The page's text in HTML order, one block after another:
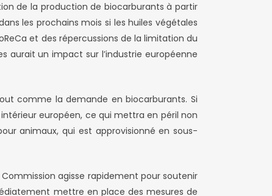
de la production de biocarburants à partir
les prochains mois si les huiles végétales
et des répercussions de la limitation du
aurait un impact sur l’industrie européenne
comme la demande en biocarburants. Si
européen, ce qui mettra en péril non
animaux, qui est approvisionné en sous-
agisse rapidement pour soutenir
mettre en place des mesures de